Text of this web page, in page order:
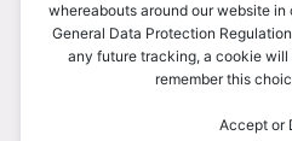
〒034-0106
青森県十和田市大字深
0176-27-2516
whereabouts around our website
General Data Protection
any future tracking, a cookie
remember this
Accept or